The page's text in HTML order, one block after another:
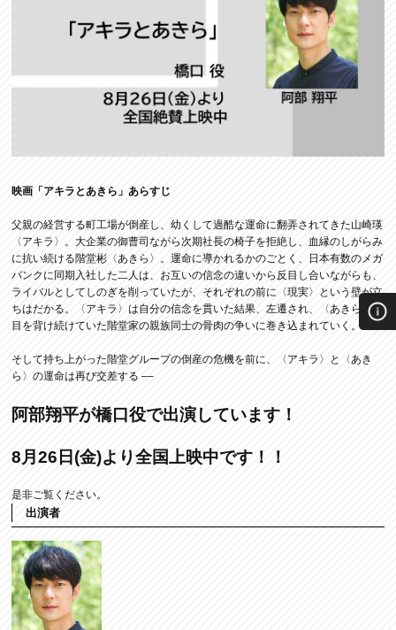
映画「アキラとあきら」あらすじ
父親の経営する町工場が倒産し、幼くして過酷な運命に翻弄されてきた山崎瑛
〈アキラ〉。大企業の御曹司ながら次期社長の椅子を拒絶し、血縁のしがらみ
に抗い続ける階堂彬〈あきら〉。運命に導かれるかのごとく、日本有数のメガ
バンクに同期入社した二人は、お互いの信念の違いから反目し合いながらも、
ライバルとしてしのぎを削っていたが、それぞれの前に〈現実〉という壁が立
ちはだかる。〈アキラ〉は自分の信念を貫いた結果、左遷され、〈あきら〉も
目を背け続けていた階堂家の親族同士の骨肉の争いに巻き込まれていく。
そして持ち上がった階堂グループの倒産の危機を前に、〈アキラ〉と〈あき
ら〉の運命は再び交差する ‒‒
阿部翔平が橋口役で出演しています！
8月26日(金)より全国上映中です！！
是非ご覧ください。
出演者